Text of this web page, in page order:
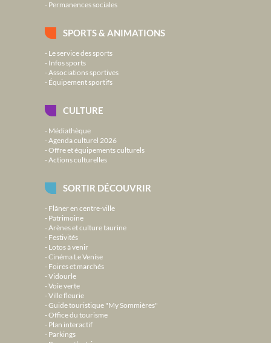
Permanences sociales
SPORTS & ANIMATIONS
Le service des sports
Infos sports
Associations sportives
Équipement sportifs
CULTURE
Médiathèque
Agenda culturel 2026
Offre et équipements culturels
Actions culturelles
SORTIR DÉCOUVRIR
Flâner en centre-ville
Patrimoine
Arènes et culture taurine
Festivités
Lotos à venir
Cinéma Le Venise
Foires et marchés
Vidourle
Voie verte
Ville fleurie
Guide touristique "My Sommières"
Office du tourisme
Plan interactif
Parkings